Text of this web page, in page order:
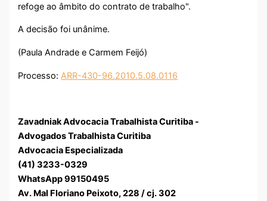
refoge ao âmbito do contrato de trabalho".
A decisão foi unânime.
(Paula Andrade e Carmem Feijó)
Processo: ARR-430-96.2010.5.08.0116
Zavadniak Advocacia Trabalhista Curitiba -
Advogados Trabalhista Curitiba
Advocacia Especializada
(41) 3233-0329
WhatsApp 99150495
Av. Mal Floriano Peixoto, 228 / cj. 302